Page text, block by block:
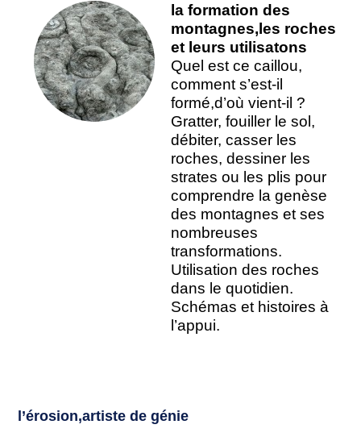
la formation des
montagnes,les roches
et leurs utilisatons
Quel est ce caillou,
comment s’est-il
formé,d’où vient-il ?
Gratter, fouiller le sol,
débiter, casser les
roches, dessiner les
strates ou les plis pour
comprendre la genèse
des montagnes et ses
nombreuses
transformations.
Utilisation des roches
dans le quotidien.
Schémas et histoires à
l’appui.
l’érosion,artiste de génie